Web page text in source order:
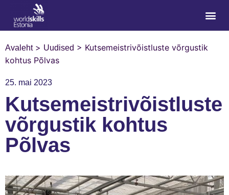
Avaleht> Uudised > Kutsemeistrivõistluste võrgustik
kohtus Põlvas
25. mai 2023
Kutsemeistrivõistluste
võrgustik kohtus
Põlvas